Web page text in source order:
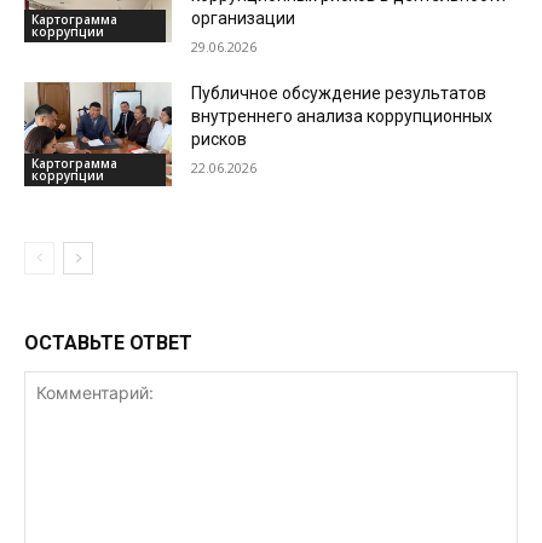
Картограмма
коррупции
организации
29.06.2026
Картограмма
коррупции
Публичное обсуждение результатов
внутреннего анализа коррупционных
рисков
22.06.2026
ОСТАВЬТЕ ОТВЕТ